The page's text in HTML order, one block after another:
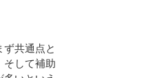
共通点と
そして補助